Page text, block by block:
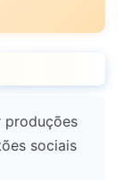
produções
sociais